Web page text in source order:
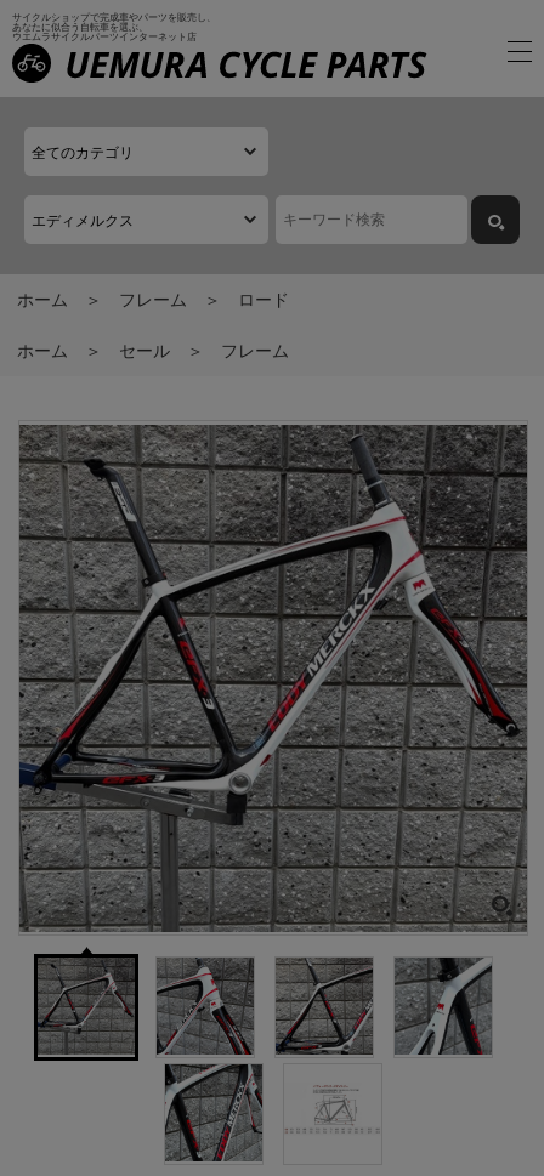
サイクルショップで完成車やパーツを販売し、
あなたに似合う自転車を選ぶ、
ウエムラサイクルパーツインターネット店
ホーム フレーム ロード
ホーム セール フレーム